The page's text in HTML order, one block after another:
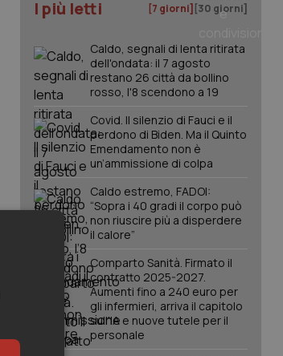
I più letti [7 giorni] [30 giorni]
Caldo, segnali di lenta ritirata
dell'ondata: il 7 agosto
restano 26 città da bollino
rosso, l'8 scendono a 19
Covid. Il silenzio di Fauci e il
perdono di Biden. Ma il Quinto
Emendamento non è
un’ammissione di colpa
Caldo estremo, FADOI:
“Sopra i 40 gradi il corpo può
non riuscire più a disperdere
il calore”
Comparto Sanità. Firmato il
contratto 2025-2027.
Aumenti fino a 240 euro per
gli infermieri, arriva il capitolo
sull'IA e nuove tutele per il
personale